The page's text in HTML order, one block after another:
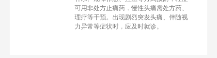
可用非处方止痛药，慢性头痛需处方药、
理疗等干预。出现剧烈突发头痛、伴随视
力异常等症状时，应及时就诊。